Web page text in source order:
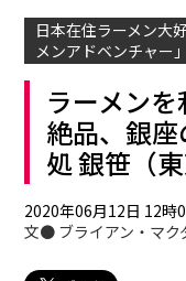
日本在住ラーメン大
メンアドベンチャー」
ラーメン
絶品、銀
処 銀笹（東
2020年06月12日 12時
文● ブライアン・マ